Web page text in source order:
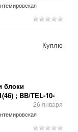
блоки
; BB/TEL-10-
и 2000А26 января
Куплю